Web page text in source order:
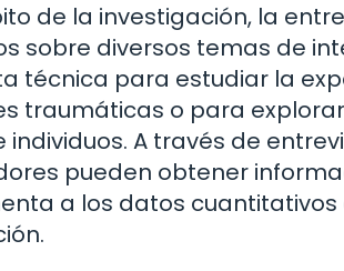
de la investigación, la
sobre diversos temas de
técnica para estudiar la
traumáticas o para
individuos. A través de
pueden obtener
a los datos